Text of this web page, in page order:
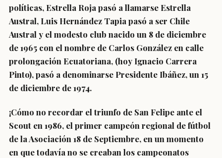
políticas, Estrella Roja pasó a llamarse Estrella
Austral, Luis Hernández Tapia pasó a ser Chile
Austral y el modesto club nacido un 8 de diciembre
de 1965 con el nombre de Carlos González en calle
prolongación Ecuatoriana, (hoy Ignacio Carrera
Pinto), pasó a denominarse Presidente Ibáñez, un 15
de diciembre de 1974.
¡Cómo no recordar el triunfo de San Felipe ante el
Scout en 1986, el primer campeón regional de fútbol
de la Asociación 18 de Septiembre, en un momento
en que todavía no se creaban los campeonatos